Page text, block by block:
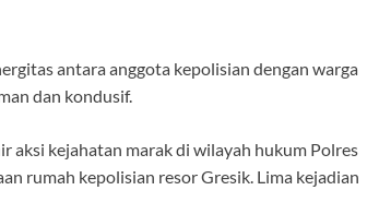
antara anggota kepolisian dengan warga
dan kondusif.
aksi kejahatan marak di wilayah hukum Polres
rumah kepolisian resor Gresik. Lima kejadian